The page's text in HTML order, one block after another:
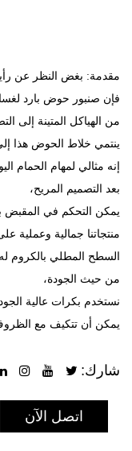
مقدمة: بغض النظر عن
فإن صنبور حوض بارد
من
الهياكل المتينة إلى
ينتمي خلاط الحوض هذا
إنه مثالي لمهام الحمام
بعد التصميم المريح،
يمكن
التحكم في المقبض
منتجاتنا جمالية وعملية
السطح
المطلي بالكروم له
من حيث الجودة،
نستخدم بكرات عالية
يمكن أن تتكيف مع
شارك:
اتصل الآن